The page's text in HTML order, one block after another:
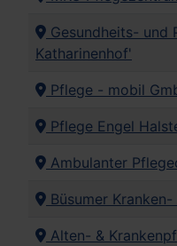
Gesundheits- und
Katharinenhof'
Pflege - mobil
Pflege Engel
Ambulanter
Büsumer
Alten- &